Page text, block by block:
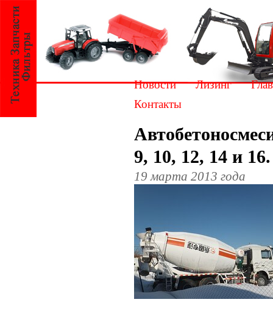
Новости Лизинг
Контакты
9, 10, 12, 14 и 16.
19 марта 2013 года